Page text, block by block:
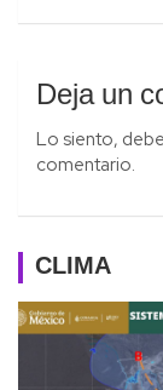
Deja un
Lo siento,
comentario.
CLIMA